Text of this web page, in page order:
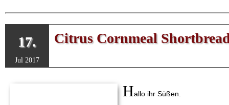
allemal =o)
17.
Jul 2017
Citrus Cornmeal
Hallo ihr Süßen.